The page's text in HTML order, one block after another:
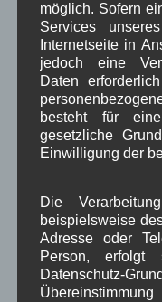
1250-Jahre ,
Arbeitsmarkt Asyl
Bildergalerie
Gesundheit ,
historische Bilder
Kirche ,
möglich. Sofern
Services
Internetseite in
jedoch eine
Daten
besteht für
gesetzliche
Einwilligung der
Die
beispielsweise
Adresse oder
Person,
Datenschutz-